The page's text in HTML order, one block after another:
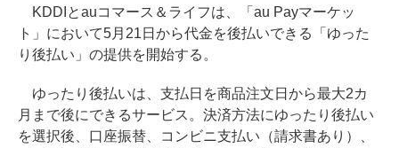
KDDIとauコマース＆ライフは、「au Payマーケッ
ト」において5月21日から代金を後払いできる「ゆった
り後払い」の提供を開始する。
ゆったり後払いは、支払日を商品注文日から最大2カ
月まで後にできるサービス。決済方法にゆったり後払い
を選択後、口座振替、コンビニ支払い（請求書あり）、